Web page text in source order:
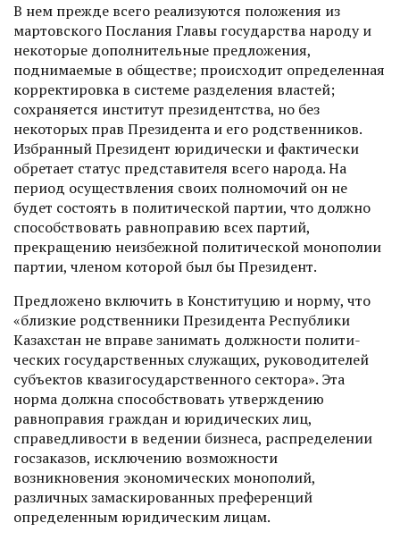
В нем прежде всего реализуются положения из
мартовского Послания Главы государства народу и
некоторые дополнительные предложения,
поднимаемые в обществе; происходит определенная
корректировка в системе разделения властей;
сохраняется институт президентства, но без
некоторых прав Президента и его родственников.
Избранный Президент юриди­чески и фактически
обретает статус представителя всего народа. На
период осуществления своих полномочий он не
будет состоять в политической партии, что должно
способствовать равноправию всех партий,
прекращению неизбежной политической монополии
партии, членом которой был бы Президент.
Предложено включить в Конституцию и норму, что
«близкие родственники Президента Рес­публики
Казахстан не вправе занимать долж­ности полити­
ческих государственных служащих, руководителей
субъектов квазигосударственного сектора». Эта
норма должна способствовать утверждению
равноправия граж­дан и юридических лиц,
справедливости в ведении бизнеса, распределении
госзаказов, исключению возможнос­ти
возникновения экономических монополий,
различных замаскированных преференций
определенным юридическим лицам.